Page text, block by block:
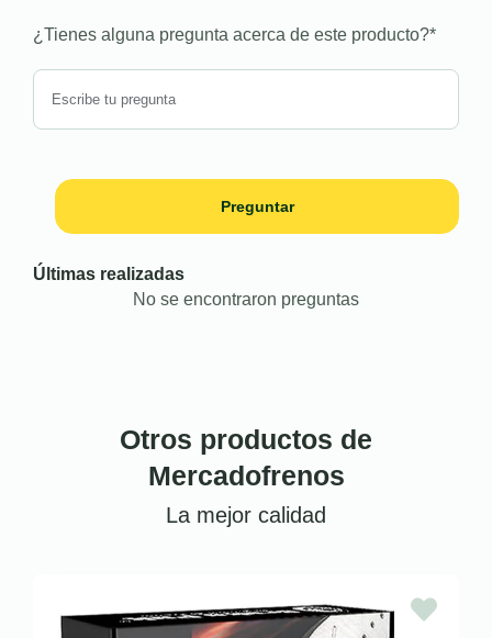
¿Tienes alguna pregunta acerca de este producto?*
Preguntar
Últimas realizadas
No se encontraron preguntas
Otros productos de
Mercadofrenos
La mejor calidad